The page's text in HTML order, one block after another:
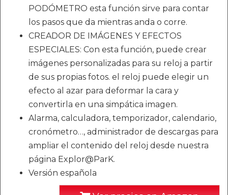
PODÓMETRO esta función sirve para contar
los pasos que da mientras anda o corre.
CREADOR DE IMÁGENES Y EFECTOS
ESPECIALES: Con esta función, puede crear
imágenes personalizadas para su reloj a partir
de sus propias fotos. el reloj puede elegir un
efecto al azar para deformar la cara y
convertirla en una simpática imagen.
Alarma, calculadora, temporizador, calendario,
cronómetro…, administrador de descargas para
ampliar el contenido del reloj desde nuestra
página Explor@ParK.
Versión española